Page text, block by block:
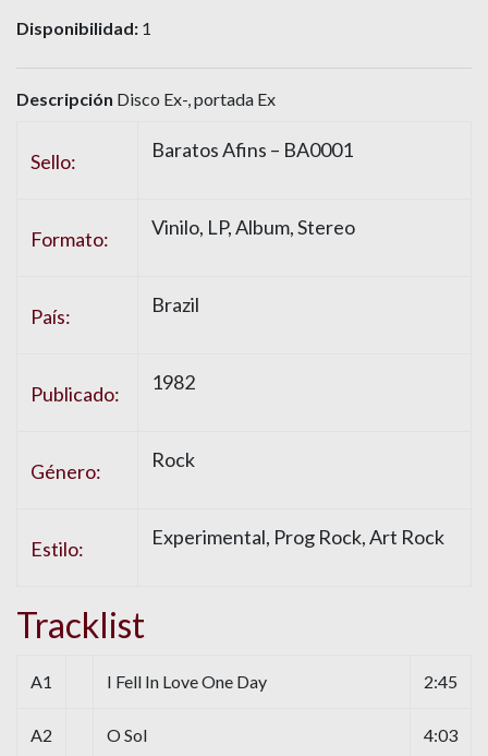
Disponibilidad: 1
Descripción Disco Ex-, portada Ex
Sello: Baratos Afins – BA0001
Formato: Vinilo, LP, Album, Stereo
País: Brazil
Publicado: 1982
Género: Rock
Estilo: Experimental, Prog Rock,Art Rock
Tracklist
A1 I Fell In Love One Day 2:45
A2 O Sol 4:03